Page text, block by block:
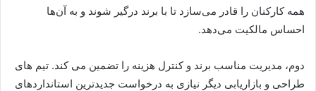
همه کارکنان را قادر می‌سازد تا با برند درگیر شوند و به آن‌ها
احساس مالکیت می‌دهد.
دوم، مدیریت مناسب برند و کنترل هزینه را تضمین می کند. تیم های
طراحی و بازاریابی دیگر نیازی به درخواست جدیدترین استانداردهای